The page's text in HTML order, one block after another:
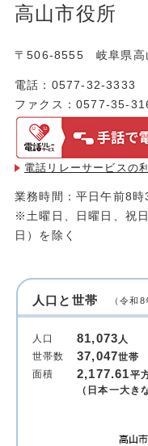
高山市役所
〒506-8555 岐阜県
電話：0577-32-3333
ファクス：0577-35-
電話リレーサービスの
業務時間：平日午前8
※土曜日、日曜日、祝
日）を除く
人口と世帯 （令和
人口 81,073人
世帯数
37,047世帯
面積
2,177.61平
（日本一大き